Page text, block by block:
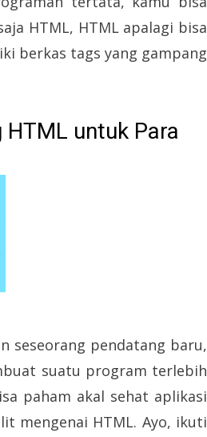
HTML, HTML apalagi bisa
berkas tags yang gampang
untuk Para
seseorang pendatang baru,
suatu program terlebih
paham akal sehat aplikasi
mengenai HTML. Ayo, ikuti